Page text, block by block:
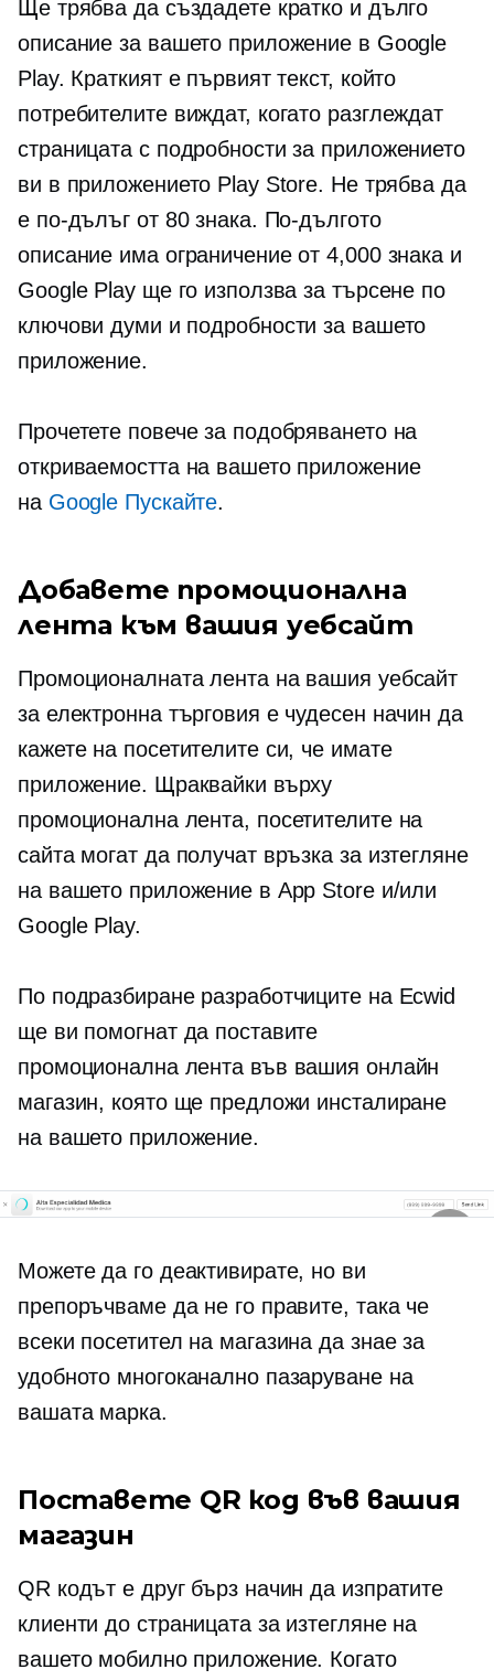
Ще трябва да създадете кратко и дълго
описание за вашето приложение в Google
Play. Краткият е първият текст, който
потребителите виждат, когато разглеждат
страницата с подробности за приложението
ви в приложението Play Store. Не трябва да
е по-дълъг от 80 знака. По-дългото
описание има ограничение от 4,000 знака и
Google Play ще го използва за търсене по
ключови думи и подробности за вашето
приложение.
Прочетете повече за подобряването на
откриваемостта на вашето приложение
на Google Пускайте.
Добавете промоционална
лента към вашия уебсайт
Промоционалната лента на вашия уебсайт
за електронна търговия е чудесен начин да
кажете на посетителите си, че имате
приложение. Щраквайки върху
промоционална лента, посетителите на
сайта могат да получат връзка за изтегляне
на вашето приложение в App Store и/или
Google Play.
По подразбиране разработчиците на Ecwid
ще ви помогнат да поставите
промоционална лента във вашия онлайн
магазин, която ще предложи инсталиране
на вашето приложение.
Можете да го деактивирате, но ви
препоръчваме да не го правите, така че
всеки посетител на магазина да знае за
удобното многоканално пазаруване на
вашата марка.
Поставете QR код във вашия
магазин
QR кодът е друг бърз начин да изпратите
клиенти до страницата за изтегляне на
вашето мобилно приложение. Когато